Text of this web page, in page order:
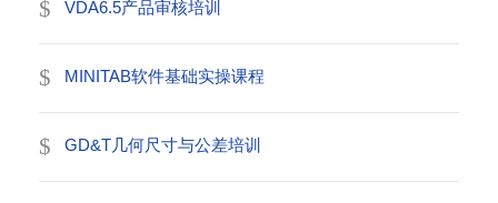
VDA6.5产品审核培训
MINITAB软件基础实操课程
GD&T几何尺寸与公差培训